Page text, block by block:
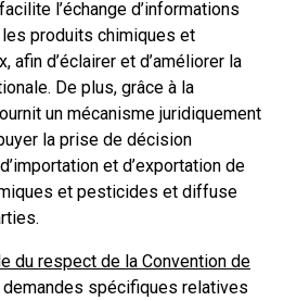
l’échange d’informations
produits chimiques et
afin d’éclairer et d’améliorer la
De plus, grâce à la
un mécanisme juridiquement
la prise de décision
et d’exportation de
et pesticides et diffuse
du respect de la Convention de
spécifiques relatives